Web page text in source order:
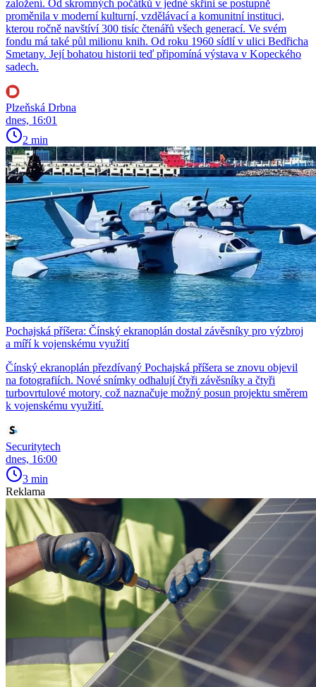
založení. Od skromných počátků v jedné skříni se postupně
proměnila v moderní kulturní, vzdělávací a komunitní instituci,
kterou ročně navštíví 300 tisíc čtenářů všech generací. Ve svém
fondu má také půl milionu knih. Od roku 1960 sídlí v ulici Bedřicha
Smetany. Její bohatou historii teď připomíná výstava v Kopeckého
sadech.
Plzeňská Drbna
dnes, 16:01
2 min
Pochajská příšera: Čínský ekranoplán dostal závěsníky pro výzbroj
a míří k vojenskému využití
Čínský ekranoplán přezdívaný Pochajská příšera se znovu objevil
na fotografiích. Nové snímky odhalují čtyři závěsníky a čtyři
turbovrtulové motory, což naznačuje možný posun projektu směrem
k vojenskému využití.
Securitytech
dnes, 16:00
3 min
Reklama